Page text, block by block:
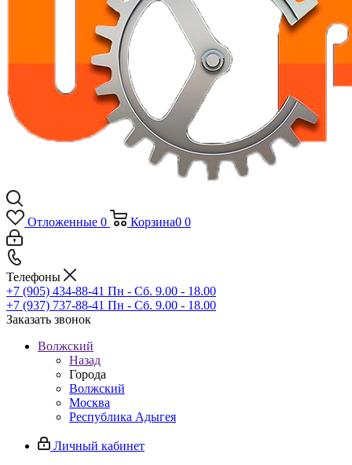
Отложенные 0 Корзина0 0
Телефоны
+7 (905) 434-88-41 Пн - Сб. 9.00 - 18.00
+7 (937) 737-88-41 Пн - Сб. 9.00 - 18.00
Заказать звонок
Волжский
Назад
Города
Волжский
Москва
Республика Адыгея
Личный кабинет